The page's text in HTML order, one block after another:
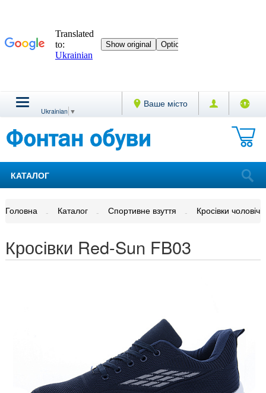
Ваше місто
Ukrainian ▼
КАТАЛОГ
Головна Каталог Спортивне взуття Кросівки чоловічі
Кросівки Red-Sun FB03